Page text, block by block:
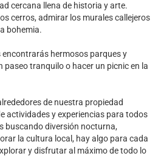
cercana llena de historia y arte.
cerros, admirar los murales callejeros
bohemia.
encontrarás hermosos parques y
paseo tranquilo o hacer un picnic en la
de nuestra propiedad
actividades y experiencias para todos
buscando diversión nocturna,
la cultura local, hay algo para cada
y disfrutar al máximo de todo lo